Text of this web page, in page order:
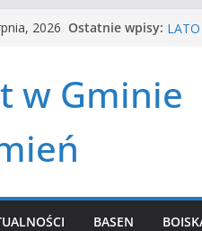
2026 Ostatnie wpisy:
w Gminie
BASEN